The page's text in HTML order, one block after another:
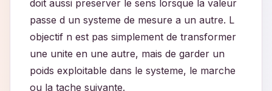
doit aussi preserver le sens lorsque la valeur
passe d un systeme de mesure a un autre. L
objectif n est pas simplement de transformer
une unite en une autre, mais de garder un
poids exploitable dans le systeme, le marche
ou la tache suivante.